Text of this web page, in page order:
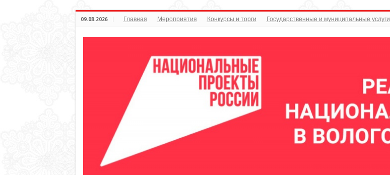
09.08.2026 Главная Мероприятия Конкурсы и торги Государственные и муниципальные услуги